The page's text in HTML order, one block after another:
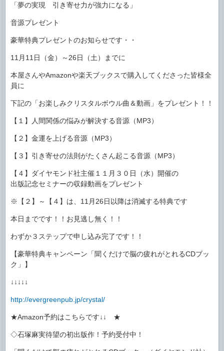
「夢の実現 引き寄せ力が強力になる」
音源プレゼント
豪華特典プレゼントのお知らせです・・
11月11日（金）～26日（土）までに
本屋さんやAmazonや楽天ブックスで購入してくださった皆様全
員に
下記の「お楽しみクリスタルボウル曲＆動画」をプレゼント！！
【１】人間関係の悩みが解決する音源（MP3）
【２】金運を上げる音源（MP3）
【３】引き寄せの法則がたくさん起こる音源（MP3）
【４】ダイヤモンド社主催１１月３０日（水）開催の
出版記念セミナーの収録動画をプレゼント
※【２】～【４】は、11月26日以降は消滅する特典です
本日までです！！お見逃し無く！！
わずか３ステップで申し込み完了です！！
【豪華特典キャンペーン「聞くだけで脳の疲れがとれるCDブッ
ク」】
↓↓↓↓↓
http://evergreenpub.jp/crystal/
★Amazon予約はこちらです↓↓ ★
◇石塚麻実待望の初出版作！予約受付中！